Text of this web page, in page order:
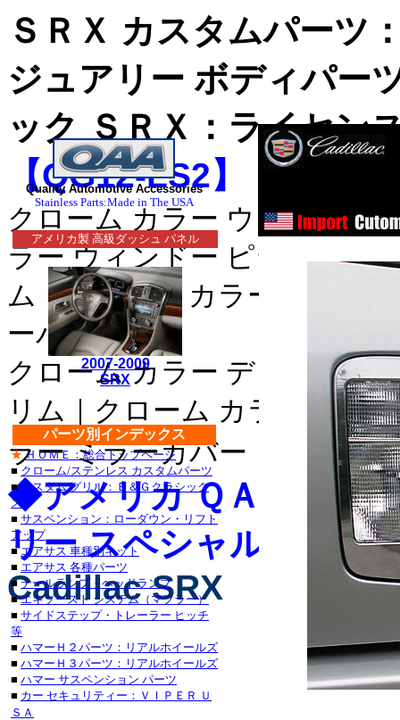
セブリング_クローム/
デュランゴ_クローム/
・チャージャー_クロ
グランドチェロキー_
タンドラ_クローム/ス
サーフ_クローム/ステ
クローム/ステンレス_
ステンレス_パーツ・
/ステンレス_パーツ・
ステンレス
Quality Automotive Accessories
Stainless Parts:Made in The USA
アメリカ製 高級ダッシュ パネル
2007-2009
SRX
パーツ別インデックス
★ ＨＯＭＥ：総合トップページ
■ クローム/ステンレス カスタムパーツ
■ カスタム グリル：Ｅ＆Ｇクラシック
ス
■ サスペンション：ローダウン・リフト
アップ
■エアサス 車種別キット
■ エアサス 各種パーツ
■ テールランプ・ヘッドランプ
■エキゾースト システム（マフラー）
■ サイドステップ・トレーラー ヒッチ
等
■ ハマーＨ２パーツ：リアルホイールズ
■ ハマーＨ３パーツ：リアルホイールズ
■ ハマー サスペンション パーツ
■ カー セキュリティー：ＶＩＰＥＲ Ｕ
ＳＡ
ＳＲＸ カスタムパーツ
ジュアリー ボディパー
ック ＳＲＸ：ライセン
【QG12-LS2】
クローム カラー ウィンドゥ
ラー ウィンドー ピラー｜ク
ム｜クローム カラー ドア サ
ーパネル｜
クローム カラー デッキ トリ
リム｜クローム カラー ライ
ラー ミラーカバー｜クロー
◆アメリカ ＱＡＡ-ＵＳ
リー スペシャル カスタ
Cadillac SRX